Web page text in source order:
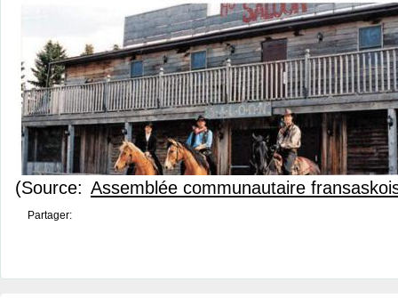
(Source: Assemblée communautaire
Partager: